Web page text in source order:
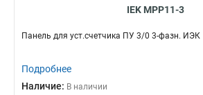
IEK MPP11-3
Панель для уст.счетчика ПУ 3/0 3-фазн. ИЭК
Подробнее
Наличие: В наличии